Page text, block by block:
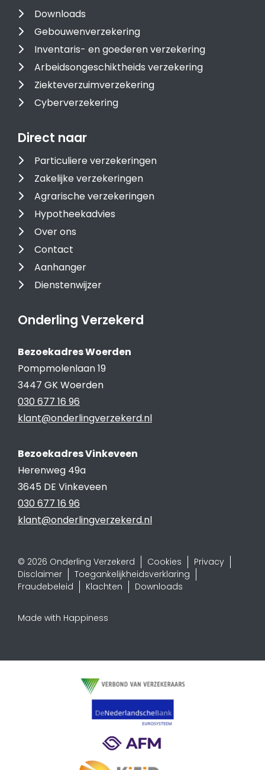
Downloads
Gebouwenverzekering
Inventaris- en goederen verzekering
Arbeidsongeschiktheids verzekering
Ziekteverzuimverzekering
Cyberverzekering
Direct naar
Particuliere verzekeringen
Zakelijke verzekeringen
Agrarische verzekeringen
Hypotheekadvies
Over ons
Contact
Aanhanger
Dienstenwijzer
Onderling Verzekerd
Bezoekadres Woerden
Pompmolenlaan 19
3447 GK Woerden
030 677 16 96
klant@onderlingverzekerd.nl
Bezoekadres Vinkeveen
Herenweg 49a
3645 DE Vinkeveen
030 677 16 96
klant@onderlingverzekerd.nl
© 2026 Onderling Verzekerd Cookies
Privacy
Disclaimer
Toegankelijkheidsverklaring
Fraudebeleid
Klachten Downloads
Made with Happiness